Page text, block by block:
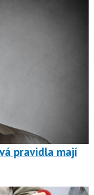
pravidla mají